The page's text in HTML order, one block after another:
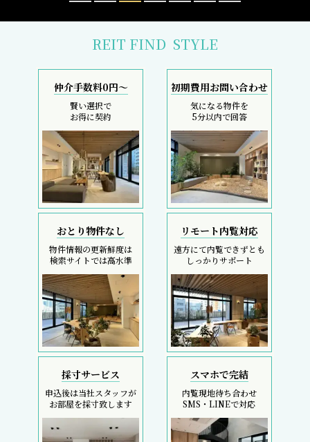
REIT FIND STYLE
仲介手数料0円～
賢い選択で
お得に契約
初期費用お問い合わせ
気になる物件を
5分以内で回答
おとり物件なし
物件情報の更新鮮度は
検索サイトでは高水準
リモート内覧対応
遠方にて内覧できずとも
しっかりサポート
採寸サービス
申込後は当社スタッフが
お部屋を採寸致します
スマホで完結
内覧現地待ち合わせ
SMS・LINEで対応